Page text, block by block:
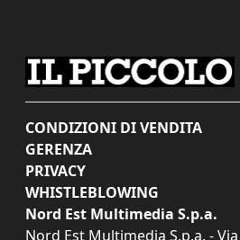
CONDIZIONI DI VENDITA
GERENZA
PRIVACY
WHISTLEBLOWING
Nord Est Multimedia S.p.a.
Nord Est Multimedia S.p.a. -